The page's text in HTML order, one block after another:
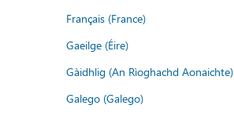
Français (France)
Gaeilge (Éire)
Gàidhlig (An Rìoghachd Aonaichte)
Galego (Galego)